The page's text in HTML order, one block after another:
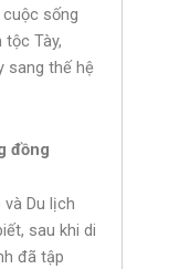
sống
Tày,
sang thế hệ
đồng
Du lịch
sau khi di
đã tập